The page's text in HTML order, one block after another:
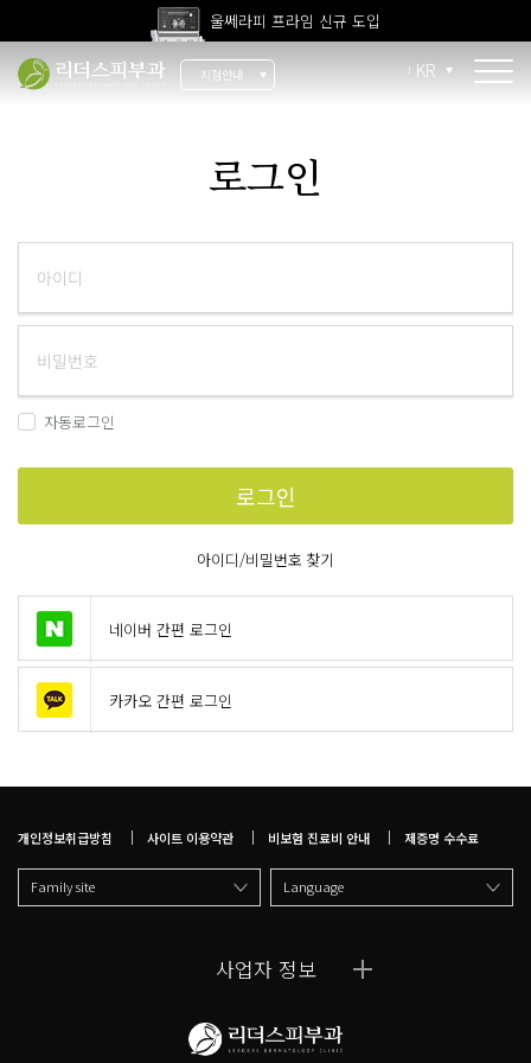
울쎄라피 프라임 신규 도입
고압산소치료 신규 도입
지점안내 KR
리더스 소개
리더스 히스토리
지점 안내
로그인
자동로그인
로그인
아이디/비밀번호 찾기
네이버 간편 로그인
카카오 간편 로그인
개인정보취급방침 사이트 이용약관 비보험 진료비 안내 제증명 수수료
Family site Language
사업자 정보